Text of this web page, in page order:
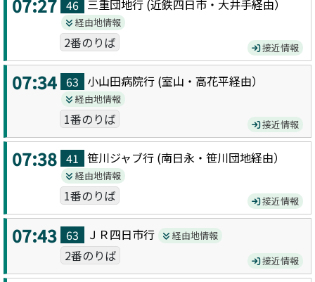
07:27 46 三重団地行 (近鉄四日市・大井手経由）
経由地情報
2番のりば 接近情報
07:34 63 小山田病院行 (室山・高花平経由）
経由地情報
1番のりば 接近情報
07:38 41 笹川ジャブ行 (南日永・笹川団地経由）
経由地情報
1番のりば 接近情報
07:43 63 ＪＲ四日市行 経由地情報
2番のりば 接近情報